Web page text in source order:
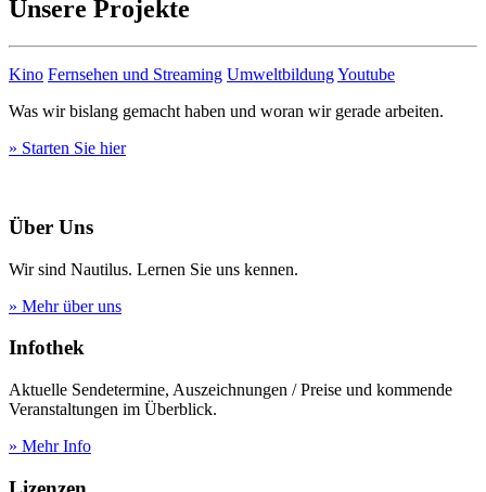
Unsere Projekte
Kino Fernsehen und Streaming UmweltbildungYoutube
Was wir bislang gemacht haben und woran wir gerade arbeiten.
» Starten Sie hier
Über Uns
Wir sind Nautilus. Lernen Sie uns kennen.
» Mehr über uns
Infothek
Aktuelle Sendetermine, Auszeichnungen / Preise und kommende
Veranstaltungen im Überblick.
» Mehr Info